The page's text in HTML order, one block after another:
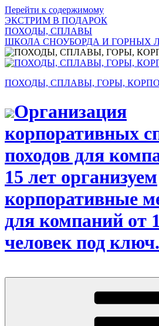
Перейти к содержимому
ЭКСТРИМ В ПОДАРОК
ПОХОДЫ, СПЛАВЫ
ШКОЛА СНОУБОРДА И ГОРНЫХ
ПОХОДЫ, СПЛАВЫ, ГОРЫ,
Организация
корпоративных
походов для
15 лет организуем
корпоративные
для компаний от
человек под ключ.